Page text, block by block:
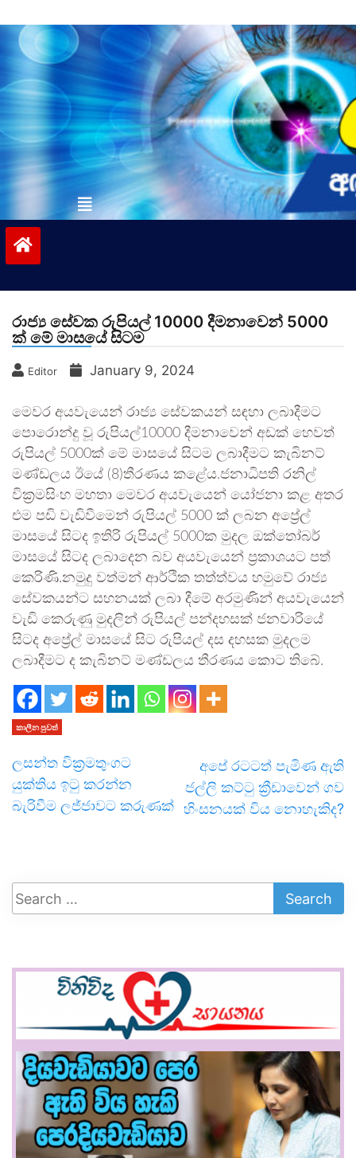
to
contentvinivida.lk
රාජ්‍ය සේවක රුපියල් 10000 දීමනාවෙන් 5000
ක් මේ මාසයේ සිටම
Editor January 9, 2024
මෙවර අයවැයෙන් රාජ්‍ය සේවකයන් සඳහා ලබාදීමට
පොරොන්දු වූ රුපියල්10000 දීමනාවෙන් අඩක් හෙවත්
රුපියල් 5000ක් මේ මාසයේ සිටම ලබාදීමට කැබිනට්
මණ්ඩලය ඊයේ (8)තීරණය කළේය.ජනාධිපති රනිල්
වික්‍රමසිංහ මහතා මෙවර අයවැයෙන් යෝජනා කළ අතර
එම පඩි වැඩිවීමෙන් රුපියල් 5000 ක් ලබන අප්‍රේල්
මාසයේ සිටද ඉතිරි රුපියල් 5000ක මුදල ඔක්තෝබර්
මාසයේ සිටද ලබාදෙන බව අයවැයෙන් ප්‍රකාශයට පත්
කෙරිණි.නමුදු වත්මන් ආර්ථික තත්ත්වය හමුවේ රාජ්‍ය
සේවකයන්ට සහනයක් ලබා දීමේ අරමුණින් අයවැයෙන්
වැඩි කෙරුණු මුදලින් රුපියල් පන්දහසක් ජනවාරියේ
සිටද අප්‍රේල් මාසයේ සිට රුපියල් දස දහසක මුදලම
ලබාදීමට ද කැබිනට් මණ්ඩලය තීරණය කොට තිබේ.
කාලීන පුවත්
ලසන්ත වික්‍රමතුංගට
යුක්තිය ඉටු කරන්න
බැරිවීම ලජ්ජාවට කරුණක්
අපේ රටටත් පැමිණ ඇති
ජල්ලි කට්ටු ක්‍රීඩාවෙන් ගව
හිංසනයක් විය නොහැකිද?